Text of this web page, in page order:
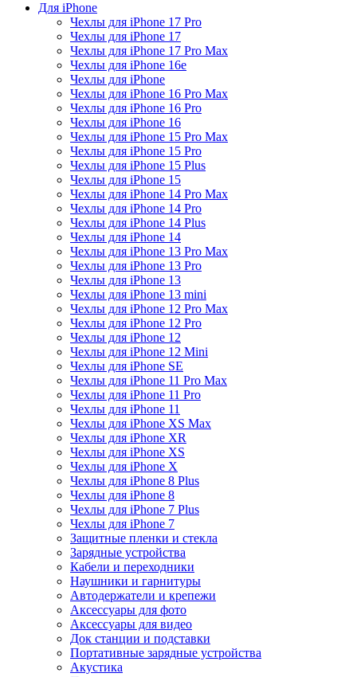
Для iPhone
Чехлы для iPhone 17 Pro
Чехлы для iPhone 17
Чехлы для iPhone 17 Pro Max
Чехлы для iPhone 16e
Чехлы для iPhone
Чехлы для iPhone 16 Pro Max
Чехлы для iPhone 16 Pro
Чехлы для iPhone 16
Чехлы для iPhone 15 Pro Max
Чехлы для iPhone 15 Pro
Чехлы для iPhone 15 Plus
Чехлы для iPhone 15
Чехлы для iPhone 14 Pro Max
Чехлы для iPhone 14 Pro
Чехлы для iPhone 14 Plus
Чехлы для iPhone 14
Чехлы для iPhone 13 Pro Max
Чехлы для iPhone 13 Pro
Чехлы для iPhone 13
Чехлы для iPhone 13 mini
Чехлы для iPhone 12 Pro Max
Чехлы для iPhone 12 Pro
Чехлы для iPhone 12
Чехлы для iPhone 12 Mini
Чехлы для iPhone SE
Чехлы для iPhone 11 Pro Max
Чехлы для iPhone 11 Pro
Чехлы для iPhone 11
Чехлы для iPhone XS Max
Чехлы для iPhone XR
Чехлы для iPhone XS
Чехлы для iPhone X
Чехлы для iPhone 8 Plus
Чехлы для iPhone 8
Чехлы для iPhone 7 Plus
Чехлы для iPhone 7
Защитные пленки и стекла
Зарядные устройства
Кабели и переходники
Наушники и гарнитуры
Автодержатели и крепежи
Аксессуары для фото
Аксессуары для видео
Док станции и подставки
Портативные зарядные устройства
Акустика